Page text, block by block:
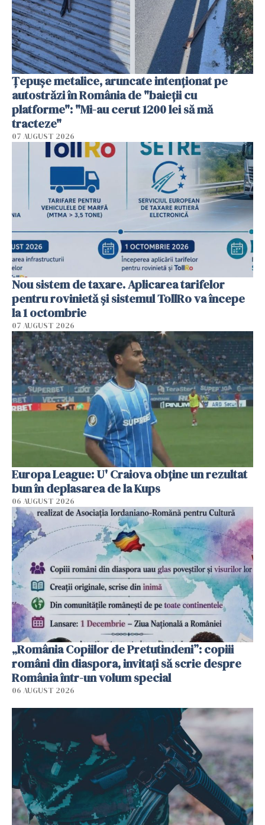
Țepușe metalice, aruncate intenționat pe
autostrăzi în România de "baieții cu
platforme": "Mi-au cerut 1200 lei să mă
tracteze"
07 AUGUST 2026
Nou sistem de taxare. Aplicarea tarifelor
pentru rovinietă şi sistemul TollRo va începe
la 1 octombrie
07 AUGUST 2026
Europa League: U' Craiova obține un rezultat
bun în deplasarea de la Kups
06 AUGUST 2026
„România Copiilor de Pretutindeni”: copiii
români din diaspora, invitați să scrie despre
România într-un volum special
06 AUGUST 2026